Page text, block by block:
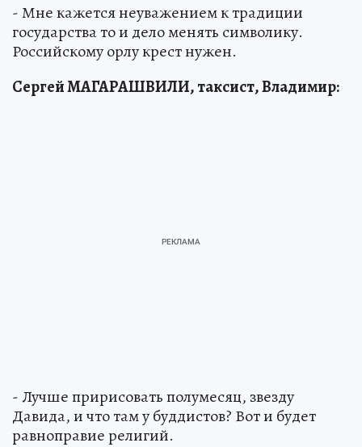
- Мне кажется неуважением к традиции
государства то и дело менять символику.
Российскому орлу крест нужен.
Сергей МАГАРАШВИЛИ, таксист, Владимир:
- Лучше пририсовать полумесяц, звезду
Давида, и что там у буддистов? Вот и будет
равноправие религий.